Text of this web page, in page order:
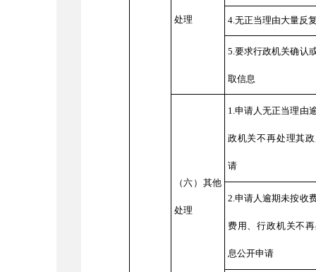
处理 4.无正当理由大量反
5.要求行政机关确认
取信息
（六）其他
处理
1.申请人无正当理由
政机关不再处理其
请
2.申请人逾期未按收
费用、行政机关不
息公开申请